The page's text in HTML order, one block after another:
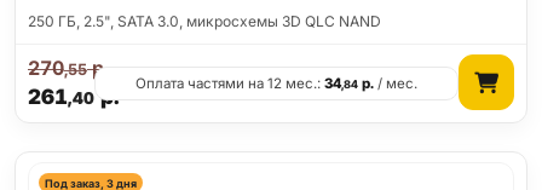
250 ГБ, 2.5", SATA 3.0, микросхемы 3D QLC NAND
261,40р.
270,55р.
Оплата частями на 12 мес.:34,84 р. / мес.
Под заказ, 3 дня